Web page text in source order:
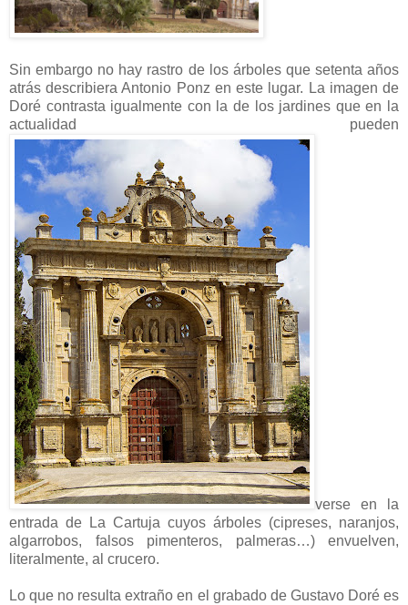
Sin embargo no hay rastro de los árboles que setenta años
atrás describiera Antonio Ponz en este lugar. La imagen de
Doré contrasta igualmente con la de los jardines que en la
actualidad pueden
verse en la
entrada de La Cartuja cuyos árboles (cipreses, naranjos,
algarrobos, falsos pimenteros, palmeras…) envuelven,
literalmente, al crucero.
Lo que no resulta extraño en el grabado de Gustavo Doré es